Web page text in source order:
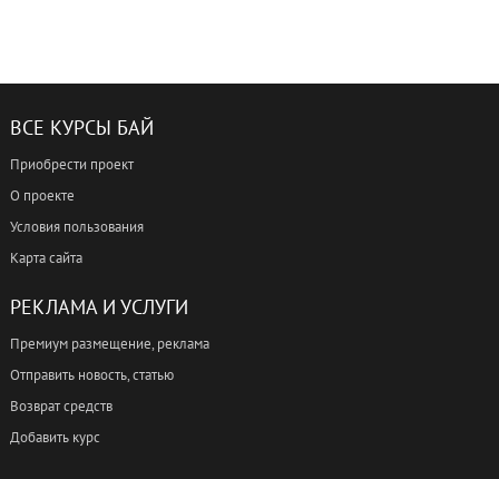
ВСЕ КУРСЫ БАЙ
Приобрести проект
О проекте
Условия пользования
Карта сайта
РЕКЛАМА И УСЛУГИ
Премиум размещение, реклама
Отправить новость, статью
Возврат средств
Добавить курс